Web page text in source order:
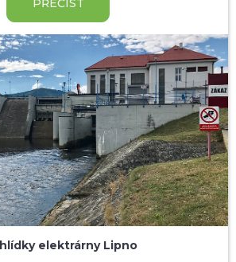
PŘEČÍST
elektrárny Lipno